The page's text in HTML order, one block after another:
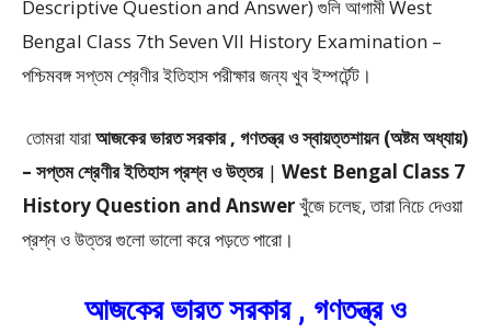
Descriptive Question and Answer)গুলি আগামী West
Bengal Class 7th Seven VII History Examination –
পশ্চিমবঙ্গ সপ্তম শ্রেণীর ইতিহাস পরীক্ষার জন্য খুব ইম্পর্টেন্ট।
তোমরা যারাআজকের ভারত সরকার , গণতন্ত্র ও স্বায়ত্তশায়ন (অষ্টম অধ্যায়)
– সপ্তম শ্রেণীর ইতিহাস প্রশ্ন ও উত্তর| West Bengal Class 7
History Question and Answerখুঁজে চলেছ, তারা নিচে দেওয়া
প্রশ্ন ও উত্তর গুলো ভালো করে পড়তে পারো।
আজকের ভারত সরকার , গণতন্ত্র ও